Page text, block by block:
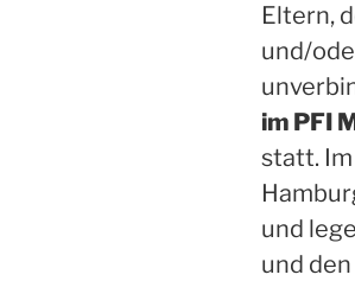
Eltern,
und/
im PFI
statt.
und
und